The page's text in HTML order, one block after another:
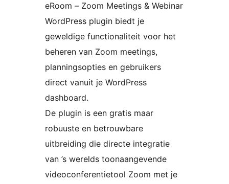
eRoom – Zoom Meetings & Webinar
WordPress plugin biedt je
geweldige functionaliteit voor het
beheren van Zoom meetings,
planningsopties en gebruikers
direct vanuit je WordPress
dashboard.
De plugin is een gratis maar
robuuste en betrouwbare
uitbreiding die directe integratie
van ’s werelds toonaangevende
videoconferentietool Zoom met je